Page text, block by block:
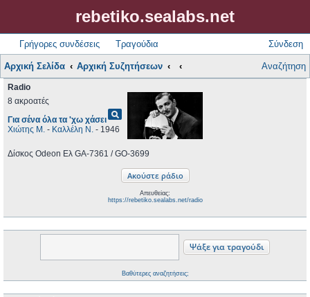
rebetiko.sealabs.net
Γρήγορες συνδέσεις Τραγούδια Σύνδεση
Αρχική Σελίδα Αρχική Συζητήσεων Αναζήτηση
Radio
8 ακροατές
Για σένα όλα τα 'χω χάσειpageview
Χιώτης Μ. - Καλλέλη Ν. - 1946
Δίσκος Odeon Ελ GA-7361 / GO-3699
Απευθείας:
https://rebetiko.sealabs.net/radio
Βαθύτερες αναζητήσεις;